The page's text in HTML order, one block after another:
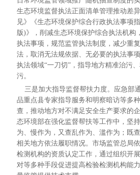
生态环境监督执法正面清单管理推动差
见》《生态环境保护综合行政执法事项
版)》，削减生态环境保护综合执法机构
执法事项，规范监管执法制度，减少重
法，取消无法规依据、无必要的执法事
执法领域“一刀切”，指导地方精准治污
污。
三是加大指导监督帮扶力度。应急部
品重点县专家指导服务和明察暗访等多
查，推动地方对不满足安全生产要求的
态环境部在强化监督帮扶等工作中，坚
为、慢作为，又查乱作为、滥作为；既
相关地方依法履职情况。市场监管总局
检测机构的资质认定工作，通过组织开
对等多种手段促进提高检验检测机构能